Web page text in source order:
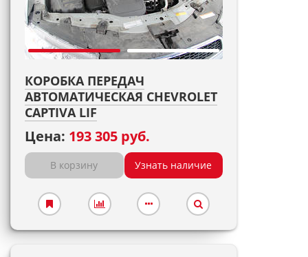
КОРОБКА ПЕРЕДАЧ
АВТОМАТИЧЕСКАЯ CHEVROLET
CAPTIVA LIF
Цена: 193 305 руб.
В корзину Узнать наличие